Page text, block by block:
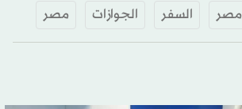
مصر السفر الجوازات مصر